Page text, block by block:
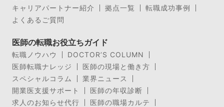
キャリアパートナー紹介
拠点一覧
転職成功事例
よくあるご質問
医師の転職お役立ちガイド
転職ノウハウ
DOCTOR’S COLUMN
医師転職ナレッジ
医師の現場と働き方
スペシャルコラム
業界ニュース
開業医支援サポート
医師の年収診断
求人のお知らせ代行
医師の職場カルテ